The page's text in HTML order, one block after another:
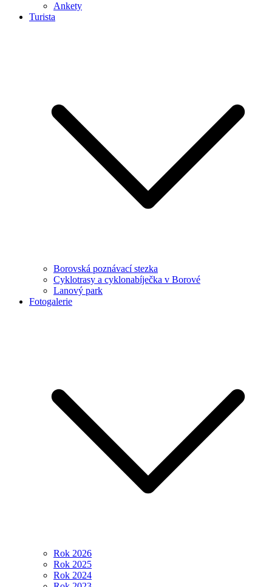
Ankety
Turista
Borovská poznávací stezka
Cyklotrasy a cyklonabíječka v Borové
Lanový park
Fotogalerie
Rok 2026
Rok 2025
Rok 2024